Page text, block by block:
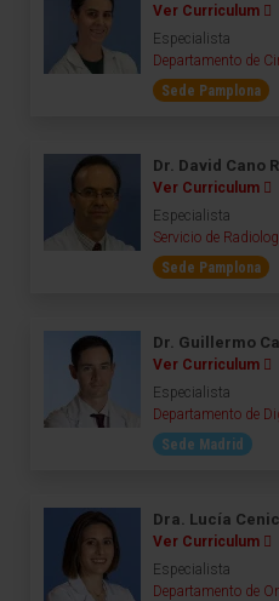
Ver Curriculum
Especialista
Departamento de
Sede Pamplona
Dr. David Cano
Ver Curriculum
Especialista
Servicio de
Sede Pamplona
Dr. Guillermo
Ver Curriculum
Especialista
Departamento de
Sede Madrid
Dra. Lucía
Ver Curriculum
Especialista
Departamento de